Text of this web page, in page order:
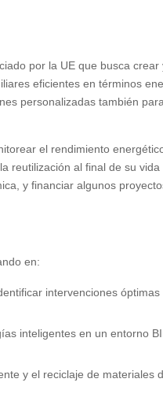
por la UE que busca crear
eficientes en términos
personalizadas también
el rendimiento
reutilización al final de su vida
y financiar algunos
en:
intervenciones óptimas
inteligentes en un entorno
y el reciclaje de materiales